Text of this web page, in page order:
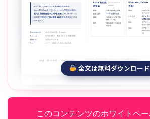
全文は無料ダウンロー
このコンテンツのホワイトペ